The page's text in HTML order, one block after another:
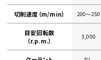
切削速度（m/min） 200〜250
目安回転数
（r.p.m.）
3,000